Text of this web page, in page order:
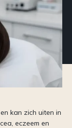
kan zich uiten in
eczeem en